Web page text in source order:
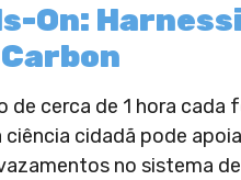
On:
de cerca de 1 hora
cidadã pode
no sistema